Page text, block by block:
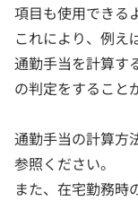
項目も使用できる
これにより、例え
通勤手当を計算す
の判定をすること
通勤手当の計算方
参照ください。
また、在宅勤務時